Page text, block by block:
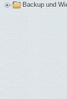
Backup und